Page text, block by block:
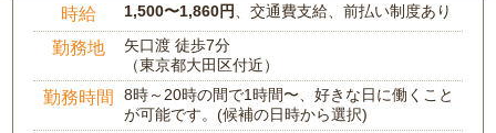
時給 1,500〜1,860円 、交通費支給、前払い制度あり
勤務地
矢口渡 徒歩7分
（東京都大田区付近）
勤務時間
8時～20時の間で1時間〜、好きな日に働くこと
が可能です。(候補の日時から選択)